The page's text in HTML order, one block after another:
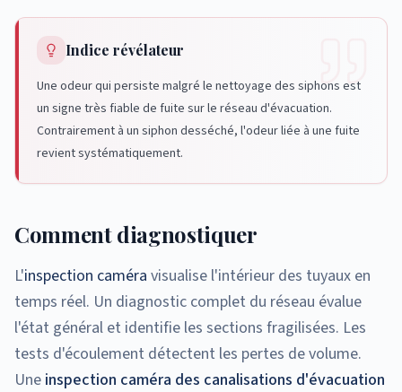
Indice révélateur
Une odeur qui persiste malgré le nettoyage des siphons est
un signe très fiable de fuite sur le réseau d'évacuation.
Contrairement à un siphon desséché, l'odeur liée à une fuite
revient systématiquement.
Comment diagnostiquer
L'inspection caméra visualise l'intérieur des tuyaux en
temps réel. Un diagnostic complet du réseau évalue
l'état général et identifie les sections fragilisées. Les
tests d'écoulement détectent les pertes de volume.
Une inspection caméra des canalisations d'évacuation